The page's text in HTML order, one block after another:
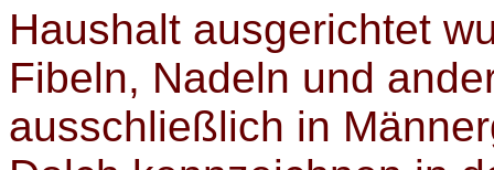
Haushalt ausgerichtet
Fibeln, Nadeln und
ausschließlich in